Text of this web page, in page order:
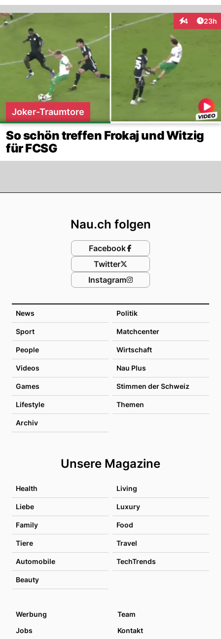
4
Interaktionen
23h
Joker-Traumtore
So schön treffen Frokaj und Witzig
für FCSG
News Politik
Sport Matchcenter
People Wirtschaft
Videos Nau Plus
Games Stimmen der Schweiz
Lifestyle Themen
Archiv
Unsere Magazine
Health Living
Liebe Luxury
Family Food
Tiere Travel
Automobile TechTrends
Beauty
Nau.ch folgen
Facebook
Twitter
Instagram
Werbung
Team
Jobs
Kontakt